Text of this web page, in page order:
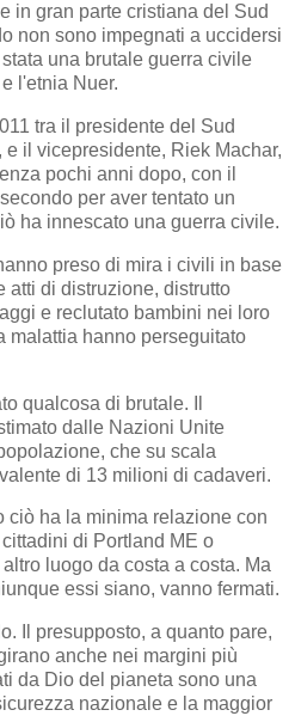
in gran parte cristiana del Sud
non sono impegnati a uccidersi
una brutale guerra civile
l'etnia Nuer.
tra il presidente del Sud
il vicepresidente, Riek Machar,
pochi anni dopo, con il
per aver tentato un
ha innescato una guerra civile.
preso di mira i civili in base
atti di distruzione, distrutto
e reclutato bambini nei loro
malattia hanno perseguitato
qualcosa di brutale. Il
dalle Nazioni Unite
che su scala
di 13 milioni di cadaveri.
ciò ha la minima relazione con
di Portland ME o
luogo da costa a costa. Ma
essi siano, vanno fermati.
Il presupposto, a quanto pare,
anche nei margini più
da Dio del pianeta sono una
nazionale e la maggior